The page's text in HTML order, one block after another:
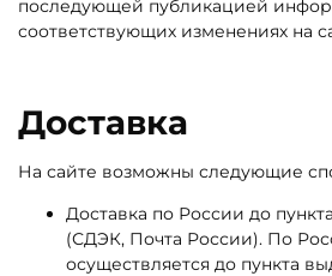
последующей публикацией
соответствующих изменениях на
Доставка
На сайте возможны следующие
Доставка по России до
(СДЭК, Почта России). По
осуществляется до пункта